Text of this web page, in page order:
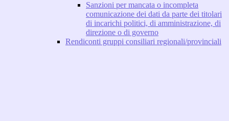
Sanzioni per mancata o incompleta
comunicazione dei dati da parte dei titolari
di incarichi politici, di amministrazione, di
direzione o di governo
Rendiconti gruppi consiliari regionali/provinciali